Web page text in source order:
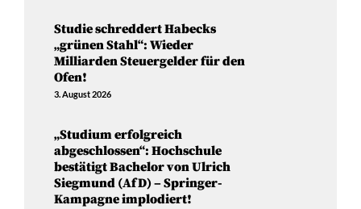
Studie schreddert Habecks
„grünen Stahl“: Wieder
Milliarden Steuergelder für den
Ofen!
3. August 2026
„Studium erfolgreich
abgeschlossen“: Hochschule
bestätigt Bachelor von Ulrich
Siegmund (AfD) – Springer-
Kampagne implodiert!